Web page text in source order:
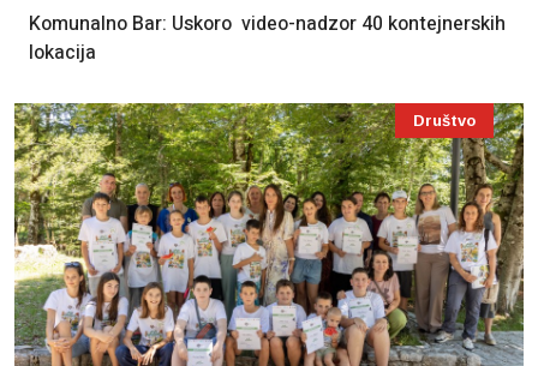
Komunalno Bar: Uskoro video-nadzor 40 kontejnerskih
lokacija
Društvo